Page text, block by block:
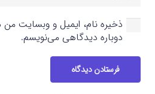
ذخیره نام، ایمیل و وبسایت من
دوباره دیدگاهی می‌نویسم.
فرستادن دیدگاه